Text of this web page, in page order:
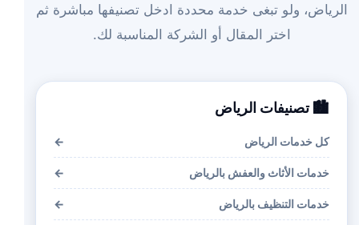
الرياض، ولو تبغى خدمة محددة ادخل تصنيفها مباشرة ثم
اختر المقال أو الشركة المناسبة لك.
🏙️ تصنيفات الرياض
كل خدمات الرياض ←
خدمات الأثاث والعفش بالرياض ←
خدمات التنظيف بالرياض ←